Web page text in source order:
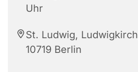
Uhr
St. Ludwig,
10719 Berlin